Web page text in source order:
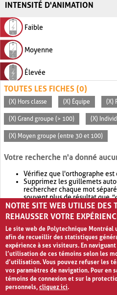
INTENSITÉ D'ANIMATION
Faible
Moyenne
Élevée
TOUTES LES FICHES (0)
(X) Hors classe (X) Équipe (X)
(X) Grand groupe (> 100) (X)
(X) Moyen groupe (entre 30 et 100)
Votre recherche n'a donné
Vérifiez que l'orthographe est
Supprimez les guillemets
rechercher chaque mot
souvent plus de résultat que
Envisagez d'élargir votre
retournera souvent plus de
NOTRE SITE WEB UTILISE DES
REHAUSSER VOTRE
Le site web de Polytechnique
afin de recueillir des statistiques
expérience à ses visiteurs. En
l’utilisation de ces témoins selon les
d’utilisation. Vous pouvez refuser les
vos paramètres de navigation. Pour en
témoins de connexion et sur la
personnels,cliquez ici.